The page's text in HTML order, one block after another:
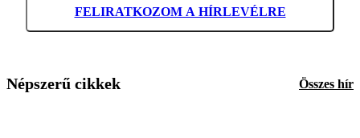
FELIRATKOZOM A HÍRLEVÉLRE
Népszerű cikkek Összes hír